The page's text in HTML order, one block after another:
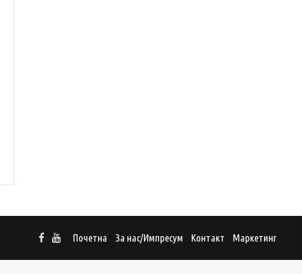
Почетна За нас/Импресум Контакт Маркетинг